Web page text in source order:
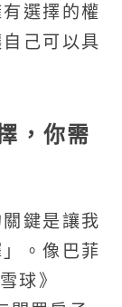
選擇的權
己可以具
，你需
鍵是讓我
。像巴菲
球》